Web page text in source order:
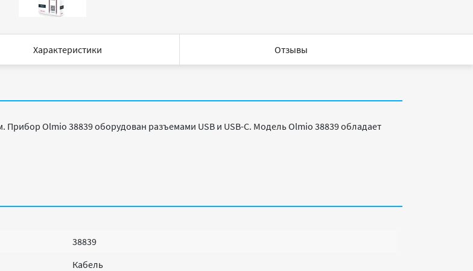
Характеристики Отзывы
Olmio 38839 оборудован разъемами USB и USB-C. Модель Olmio 38839 обладает
38839
Кабель